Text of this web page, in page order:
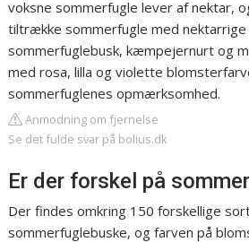
voksne sommerfugle lever af nektar,
tiltrække sommerfugle med
sommerfuglebusk, kæmpejernurt og
med rosa, lilla og violette
sommerfuglenes opmærksomhed.
Anmodning om fjernelse
Se det fulde svar på bolius.dk
Er der forskel på
Der findes omkring 150 forskellige
sommerfuglebuske, og farven på